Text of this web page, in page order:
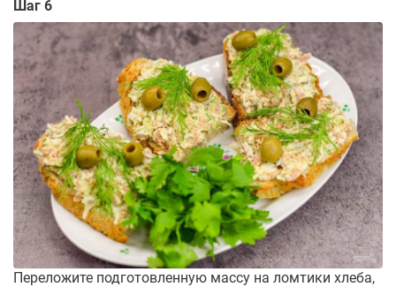
Шаг 6
Переложите подготовленную массу на ломтики хлеба,